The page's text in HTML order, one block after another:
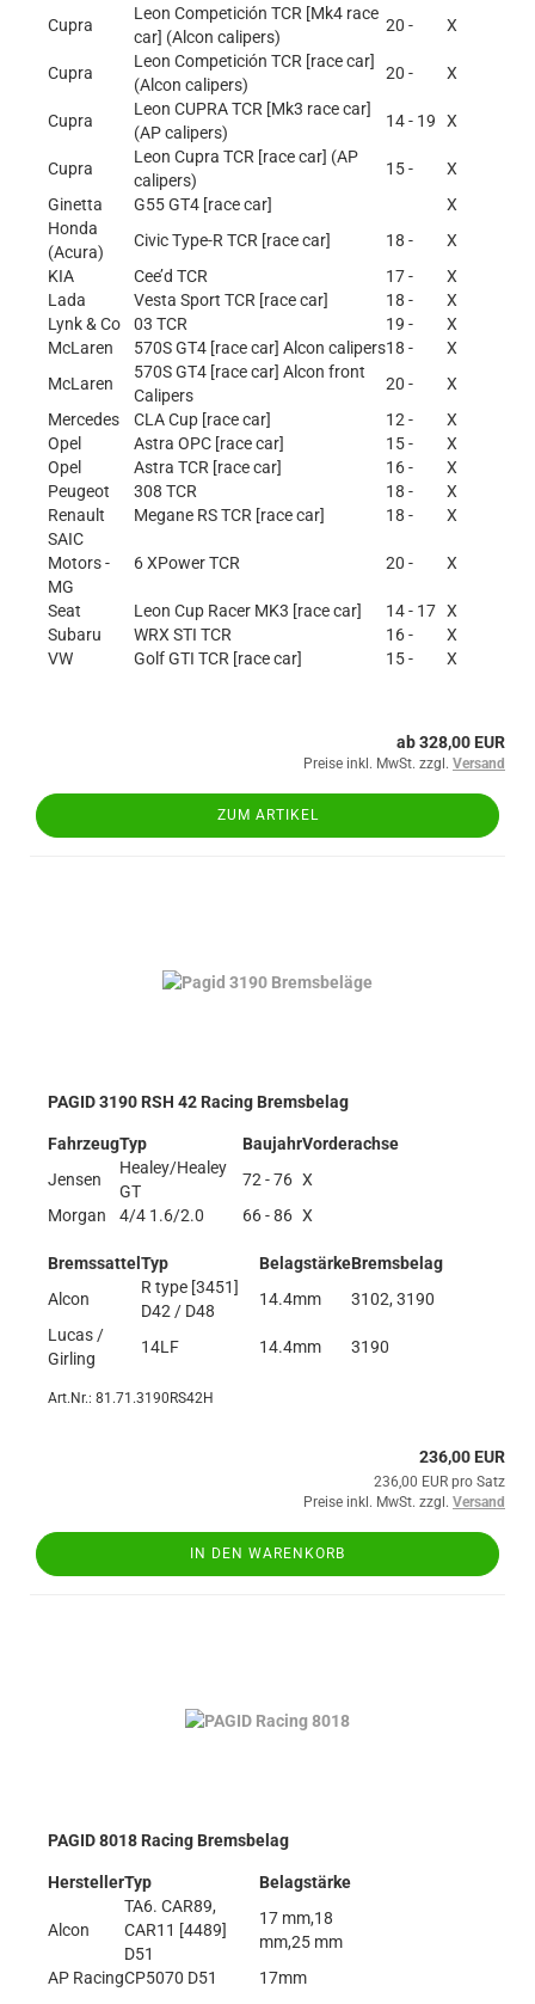
Cupra
Leon Competición TCR [Mk4 race
car] (Alcon calipers)
20 - X
Cupra
Leon Competición TCR [race car]
(Alcon calipers)
20 - X
Cupra
Leon CUPRA TCR [Mk3 race car]
(AP calipers)
14 - 19 X
Cupra
Leon Cupra TCR [race car] (AP
calipers)
15 -
X
Ginetta
G55 GT4 [race car]
X
Honda
(Acura)
Civic Type-R TCR [race car] 18 -
X
KIA
Cee’d TCR 17 -
X
Lada
Vesta Sport TCR [race car] 18 -
X
Lynk & Co
03 TCR 19 -
X
McLaren
570S GT4 [race car] Alcon calipers18 -
X
McLaren
570S GT4 [race car] Alcon front
Calipers
20 -
X
Mercedes
CLA Cup [race car] 12 -
X
Opel
Astra OPC [race car] 15 -
X
Opel
Astra TCR [race car] 16 -
X
Peugeot
308 TCR 18 -
X
Renault
Megane RS TCR [race car] 18 -
X
SAIC
Motors -
MG
6 XPower TCR 20 - X
Seat Leon Cup Racer MK3 [race car] 14 - 17 X
Subaru
WRX STI TCR 16 -
X
VW
Golf GTI TCR [race car] 15 - X
ab 328,00 EUR
Preise inkl. MwSt. zzgl. Versand
ZUM ARTIKEL
PAGID 3190 RSH 42 Racing Bremsbelag
FahrzeugTyp BaujahrVorderachse
Jensen
Healey/Healey
GT
72 - 76 X
Morgan
4/4 1.6/2.0 66 - 86 X
Bremssattel Typ BelagstärkeBremsbelag
Alcon
R type [3451]
D42 / D48
14.4mm
3102, 3190
Lucas /
Girling
14LF 14.4mm 3190
Art.Nr.: 81.71.3190RS42H
236,00 EUR
236,00 EUR pro Satz
Preise inkl. MwSt. zzgl. Versand
IN DEN WARENKORB
PAGID 8018 Racing Bremsbelag
HerstellerTyp Belagstärke
Alcon
TA6. CAR89,
CAR11 [4489]
D51
17 mm,18
mm,25 mm
AP RacingCP5070 D51 17mm